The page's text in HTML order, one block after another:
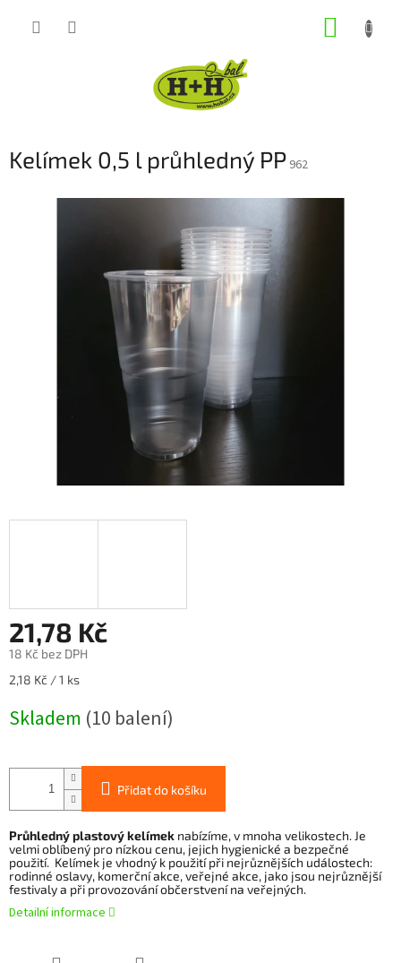
Kelímek 0,5 l průhledný PP 962
21,78 Kč
18 Kč bez DPH
Měrná
2,18 Kč / 1 ks
Skladem (10 balení)
Přidat do košíku
Průhledný plastový kelímek nabízíme, v mnoha velikostech. Je
velmi oblíbený pro nízkou cenu, jejich hygienické a bezpečné
použití. Kelímek je vhodný k použití při nejrůznějších událostech:
rodinné oslavy, komerční akce, veřejné akce, jako jsou nejrůznější
festivaly a při provozování občerstvení na veřejných.
Detailní informace